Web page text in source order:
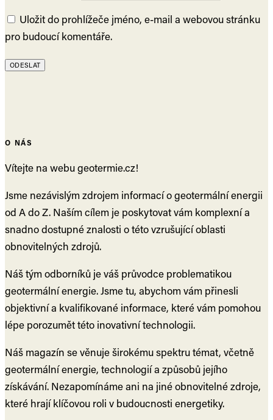
Uložit do prohlížeče jméno, e-mail a webovou stránku
pro budoucí komentáře.
O NÁS
Vítejte na webu geotermie.cz!
Jsme nezávislým zdrojem informací o geotermální energii
od A do Z. Naším cílem je poskytovat vám komplexní a
snadno dostupné znalosti o této vzrušující oblasti
obnovitelných zdrojů.
Náš tým odborníků je váš průvodce problematikou
geotermální energie. Jsme tu, abychom vám přinesli
objektivní a kvalifikované informace, které vám pomohou
lépe porozumět této inovativní technologii.
Náš magazín se věnuje širokému spektru témat, včetně
geotermální energie, technologií a způsobů jejího
získávání. Nezapomínáme ani na jiné obnovitelné zdroje,
které hrají klíčovou roli v budoucnosti energetiky.